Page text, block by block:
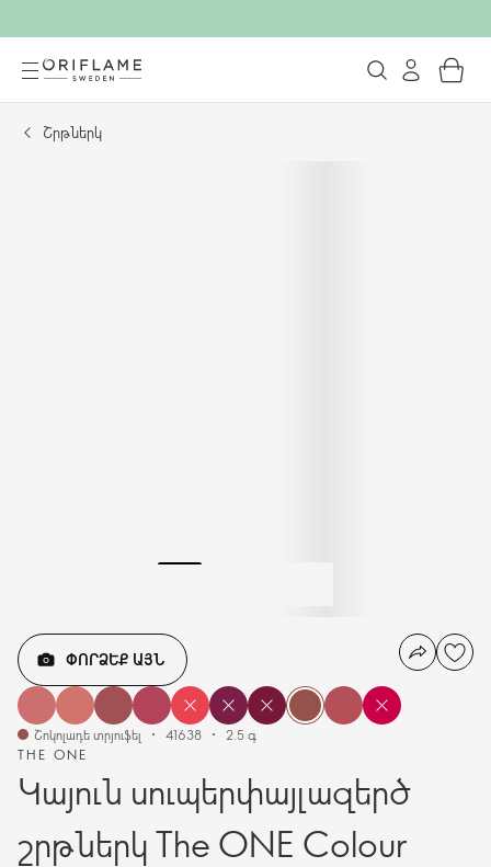
Շրթներկ
THE ONE
Կայուն սուպերփայլազերծ
շրթներկ The ONE Colour
ՓՈՐՁԵՔ ԱՅՆ
Շոկոլադե տրյուֆել 41638 2.5 գ